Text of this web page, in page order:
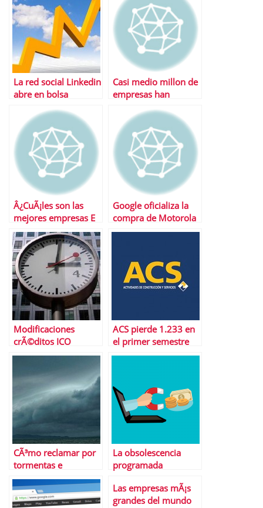
La red social Linkedin
abre en bolsa
cotizando por las
nubes | ValoraciÃ³n y
mÃºltiplos
Casi medio millon de
empresas han
desaparecido en
EspaÃ±a
Â¿CuÃ¡les son las
mejores empresas E
Google oficializa la
compra de Motorola
Movility
Modificaciones
crÃ©ditos ICO
liquidez junio 2012 |
El ICO esta igual de
nervioso que el
mercado
ACS pierde 1.233 en
el primer semestre
de este aÃ±o
CÃ³mo reclamar por
tormentas e
inundaciones
La obsolescencia
programada
Las empresas mÃ¡s
grandes del mundo